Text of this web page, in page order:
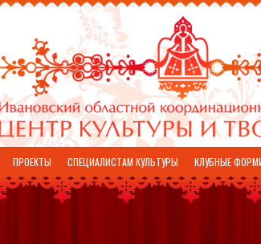
ПРОЕКТЫ СПЕЦИАЛИСТАМ КУЛЬТУРЫ КЛУБНЫЕ